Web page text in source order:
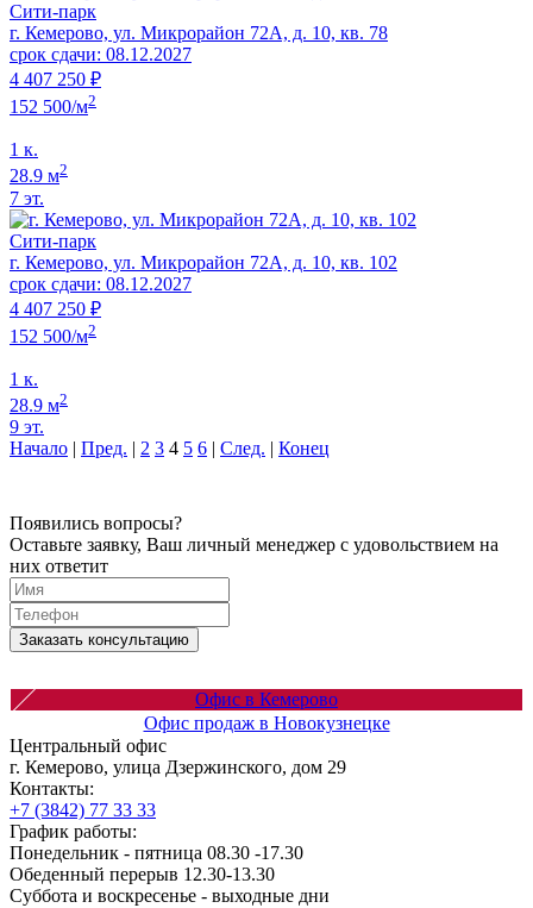
Сити-парк
г. Кемерово, ул. Микрорайон 72А, д. 10, кв. 78
срок сдачи: 08.12.2027
4 407 250 ₽
152 500/м2
1 к.
28.9 м2
7 эт.
Сити-парк
г. Кемерово, ул. Микрорайон 72А, д. 10, кв. 102
срок сдачи: 08.12.2027
4 407 250 ₽
152 500/м2
1 к.
28.9 м2
9 эт.
Начало | Пред. | 2 3 4 5 6 | След. | Конец
Появились вопросы?
Оставьте заявку, Ваш личный менеджер с удовольствием на
них ответит
Заказать консультацию
Офис в Кемерово
Офис продаж в Новокузнецке
Центральный офис
г. Кемерово, улица Дзержинского, дом 29
Контакты:
+7 (3842) 77 33 33
График работы:
Понедельник - пятница 08.30 -17.30
Обеденный перерыв 12.30-13.30
Суббота и воскресенье - выходные дни